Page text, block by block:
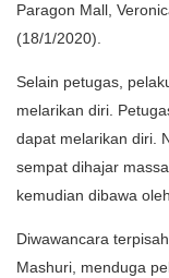
Paragon Mall,
(18/1/2020).
Selain petugas,
melarikan diri.
dapat melarikan diri.
sempat dihajar
kemudian dibawa
Diwawancara
Mashuri, menduga